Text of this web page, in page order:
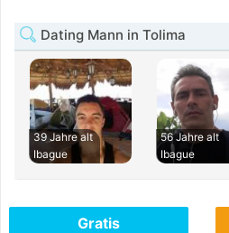
Dating Mann in Tolima
39 Jahre alt
Ibague
56 Jahre alt
Ibague
Gratis